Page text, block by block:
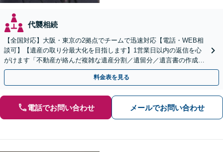
代襲相続
【全国対応】大阪・東京の2拠点でチームで迅速対応【電話・WEB相
談可】【遺産の取り分最大化を目指します】1営業日以内の返信を心
がけます「不動産が絡んだ複雑な遺産分割／遺留分／遺言書の作成・
執行／事業承継など、お任せください」【休日相談あり】
料金表を見る
電話でお問い合わせ メールでお問い合わせ